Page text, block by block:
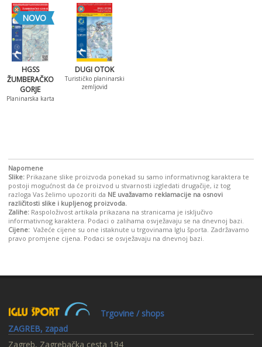
NOVO
HGSS
ŽUMBERAČKO
GORJE
Planinarska karta
DUGI OTOK
Turističko planinarski
zemljovid
Napomene
Slike: Prikazane slike proizvoda ponekad su samo informativnog karaktera te
postoji mogućnost da će proizvod u stvarnosti izgledati drugačije, iz tog
razloga Vas želimo upozoriti da NE uvažavamo reklamacije na osnovi
različitosti slike i kupljenog proizvoda.
Zalihe: Raspoloživost artikala prikazana na stranicama je isključivo
informativnog karaktera. Podaci o zalihama osvježavaju se na dnevnoj bazi.
Cijene: Važeće cijene su one istaknute u trgovinama Iglu športa. Zadržavamo
pravo promjene cijena. Podaci se osvježavaju na dnevnoj bazi.
Trgovine / shops
ZAGREB, zapad
Zagreb, Zagrebačka cesta 194